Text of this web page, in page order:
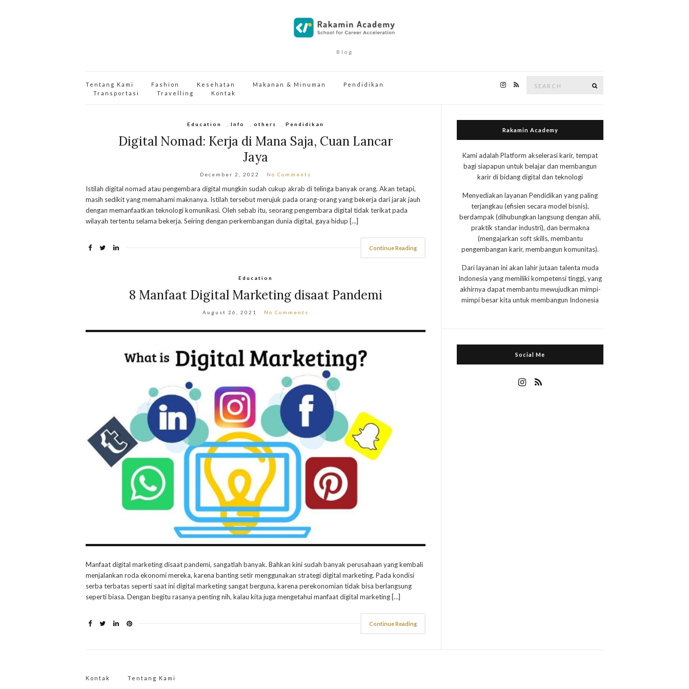
Blog
Tentang Kami Fashion Kesehatan Makanan & Minuman
Pendidikan
Transportasi
Travelling Kontak
Education ,Info ,others ,Pendidikan
Digital Nomad: Kerja di Mana Saja, Cuan Lancar
Jaya
December 2, 2022 No Comments
Istilah digital nomad atau pengembara digital mungkin sudah cukup akrab di telinga banyak orang. Akan tetapi,
masih sedikit yang memahami maknanya. Istilah tersebut merujuk pada orang-orang yang bekerja dari jarak jauh
dengan memanfaatkan teknologi komunikasi. Oleh sebab itu, seorang pengembara digital tidak terikat pada
wilayah tertentu selama bekerja. Seiring dengan perkembangan dunia digital, gaya hidup […]
Continue Reading
Education
8 Manfaat Digital Marketing disaat Pandemi
August 26, 2021 No Comments
Manfaat digital marketing disaat pandemi, sangatlah banyak. Bahkan kini sudah banyak perusahaan yang kembali
menjalankan roda ekonomi mereka, karena banting setir menggunakan strategi digital marketing. Pada kondisi
serba terbatas seperti saat ini digital marketing sangat berguna, karena perekonomian tidak bisa berlangsung
seperti biasa. Dengan begitu rasanya penting nih, kalau kita juga mengetahui manfaat digital marketing […]
Continue Reading
Rakamin Academy
Kami adalah Platform akselerasi karir, tempat
bagi siapapun untuk belajar dan membangun
karir di bidang digital dan teknologi
Menyediakan layanan Pendidikan yang paling
terjangkau (efisien secara model bisnis),
berdampak (dihubungkan langsung dengan ahli,
praktik standar industri), dan bermakna
(mengajarkan soft skills, membantu
pengembangan karir, membangun komunitas).
Dari layanan ini akan lahir jutaan talenta muda
Indonesia yang memiliki kompetensi tinggi, yang
akhirnya dapat membantu mewujudkan mimpi-
mimpi besar kita untuk membangun Indonesia
Social Me
Kontak Tentang Kami